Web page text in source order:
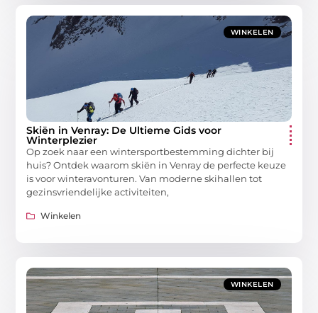
WINKELEN
Skiën in Venray: De Ultieme Gids voor
Winterplezier
Op zoek naar een wintersportbestemming dichter bij
huis? Ontdek waarom skiën in Venray de perfecte keuze
is voor winteravonturen. Van moderne skihallen tot
gezinsvriendelijke activiteiten,
Winkelen
WINKELEN